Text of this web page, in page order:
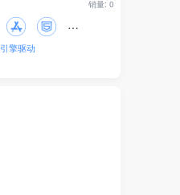
销量: 0
引擎驱动